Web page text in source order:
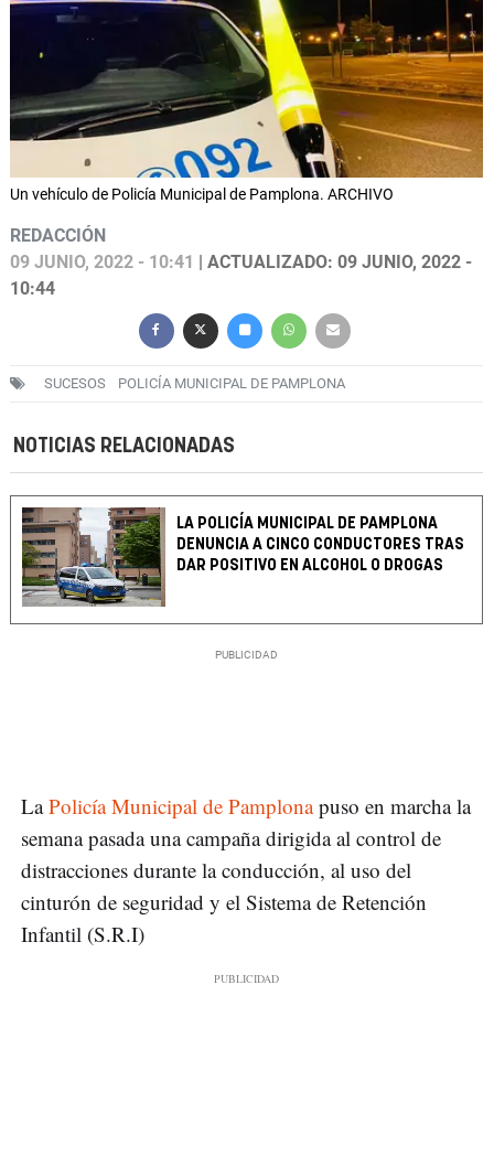
Un vehículo de Policía Municipal de Pamplona. ARCHIVO
REDACCIÓN
09 JUNIO, 2022 - 10:41 | ACTUALIZADO: 09 JUNIO, 2022 -
10:44
SUCESOS POLICÍA MUNICIPAL DE PAMPLONA
NOTICIAS RELACIONADAS
LA POLICÍA MUNICIPAL DE PAMPLONA
DENUNCIA A CINCO CONDUCTORES TRAS
DAR POSITIVO EN ALCOHOL O DROGAS
LaPolicía Municipal de Pamplonapuso en marcha la
semana pasada una campaña dirigida al control de
distracciones durante la conducción, al uso del
cinturón de seguridad y el Sistema de Retención
Infantil (S.R.I)